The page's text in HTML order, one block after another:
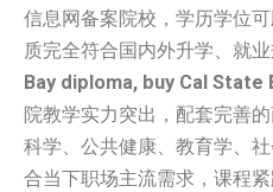
信息网备案院校，学历学位
质完全符合国内外升学、就业
Bay diploma, buy Cal State
院教学实力突出，配套完善
科学、公共健康、教育学、
合当下职场主流需求，课程